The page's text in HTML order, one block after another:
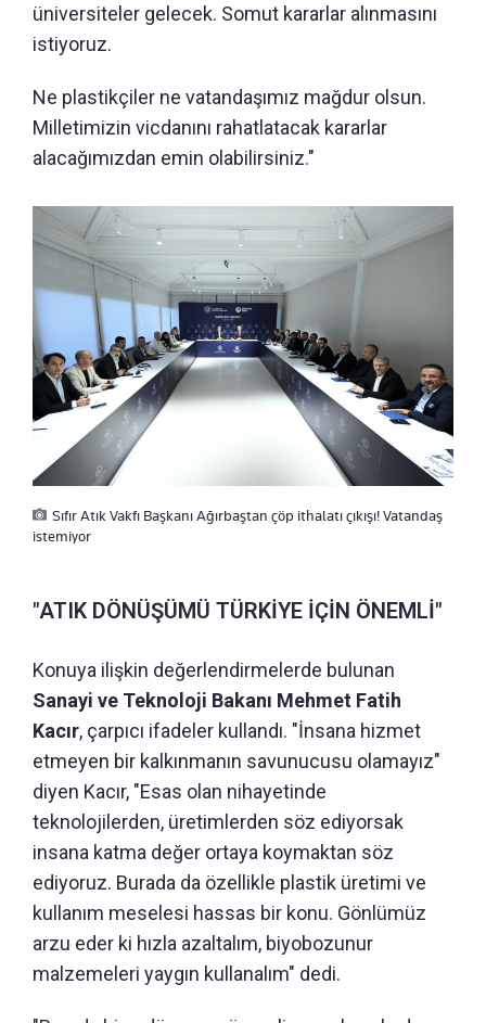
üniversiteler gelecek. Somut kararlar alınmasını
istiyoruz.
Ne plastikçiler ne vatandaşımız mağdur olsun.
Milletimizin vicdanını rahatlatacak kararlar
alacağımızdan emin olabilirsiniz."
Sıfır Atık Vakfı Başkanı Ağırbaştan çöp ithalatı çıkışı! Vatandaş
istemiyor
"ATIK DÖNÜŞÜMÜ TÜRKİYE İÇİN ÖNEMLİ"
Konuya ilişkin değerlendirmelerde bulunan
Sanayi ve Teknoloji Bakanı Mehmet Fatih
Kacır, çarpıcı ifadeler kullandı. "İnsana hizmet
etmeyen bir kalkınmanın savunucusu olamayız"
diyen Kacır, "Esas olan nihayetinde
teknolojilerden, üretimlerden söz ediyorsak
insana katma değer ortaya koymaktan söz
ediyoruz. Burada da özellikle plastik üretimi ve
kullanım meselesi hassas bir konu. Gönlümüz
arzu eder ki hızla azaltalım, biyobozunur
malzemeleri yaygın kullanalım" dedi.